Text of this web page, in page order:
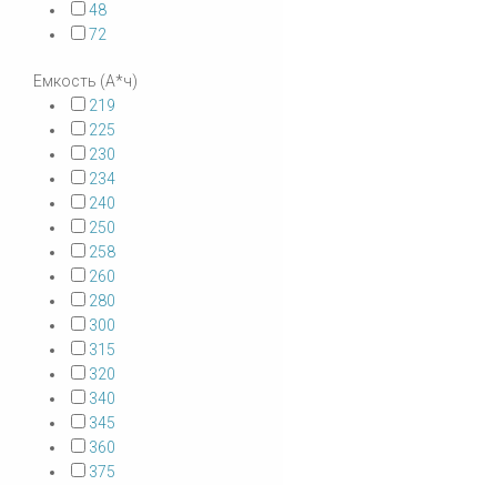
48
72
Емкость (А*ч)
219
225
230
234
240
250
258
260
280
300
315
320
340
345
360
375